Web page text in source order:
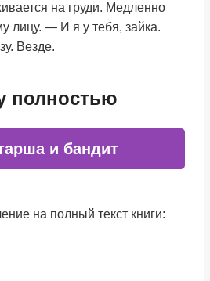
на груди. Медленно
лицу. — И я у тебя, зайка.
Везде.
полностью
и бандит
на полный текст книги: